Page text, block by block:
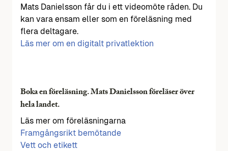
Mats Danielsson får du i ett videomöte råden. Du
kan vara ensam eller som en föreläsning med
flera deltagare.
Läs mer om en digitalt privatlektion
Boka en föreläsning. Mats Danielsson föreläser över
hela landet.
Läs mer om föreläsningarna
Framgångsrikt bemötande
Vett och etikett